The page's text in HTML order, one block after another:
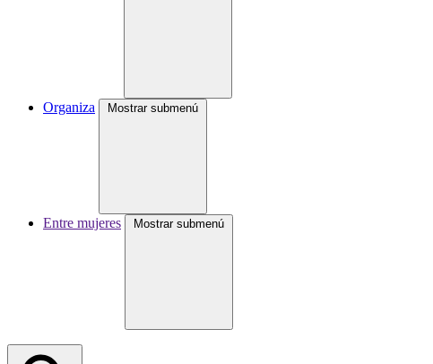
Organiza Mostrar submenú
Entre mujeres Mostrar submenú